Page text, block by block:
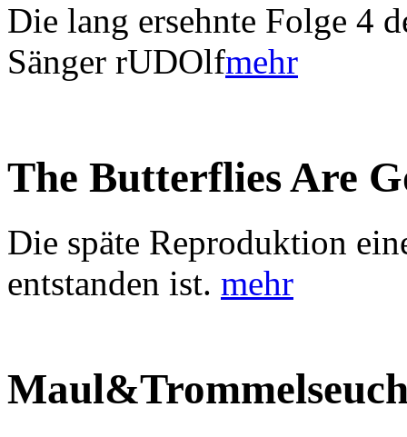
Die lang ersehnte Folge 4
Sänger rUDOlfmehr
The Butterflies Are
Die späte Reproduktion
entstanden ist. mehr